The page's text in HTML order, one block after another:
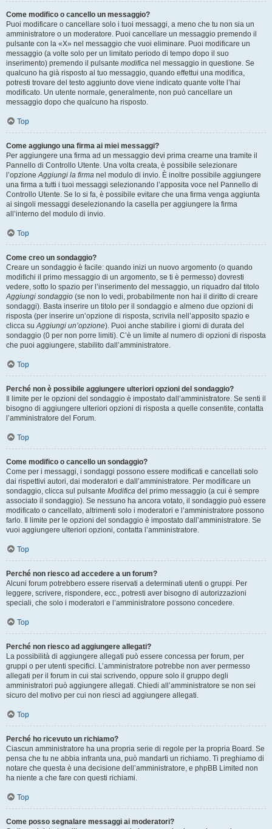
Come modifico o cancello un messaggio?
Puoi modificare o cancellare solo i tuoi messaggi, a meno che tu non sia un
amministratore o un moderatore. Puoi cancellare un messaggio premendo il
pulsante con la «X» nel messaggio che vuoi eliminare. Puoi modificare un
messaggio (a volte solo per un limitato periodo di tempo dopo il suo
inserimento) premendo il pulsante modifica nel messaggio in questione. Se
qualcuno ha già risposto al tuo messaggio, quando effettui una modifica,
potresti trovare del testo aggiunto dove viene indicato quante volte l’hai
modificato. Un utente normale, generalmente, non può cancellare un
messaggio dopo che qualcuno ha risposto.
Top
Come aggiungo una firma ai miei messaggi?
Per aggiungere una firma ad un messaggio devi prima crearne una tramite il
Pannello di Controllo Utente. Una volta creata, è possibile selezionare
l’opzioneAggiungi la firma nel modulo di invio. È inoltre possibile aggiungere
una firma a tutti i tuoi messaggi selezionando l’apposita voce nel Pannello di
Controllo Utente. Se lo si fa, è possibile evitare che una firma venga aggiunta
ai singoli messaggi deselezionando la casella per aggiungere la firma
all’interno del modulo di invio.
Top
Come creo un sondaggio?
Creare un sondaggio è facile: quando inizi un nuovo argomento (o quando
modifichi il primo messaggio di un argomento, se ti è permesso) dovresti
vedere, sotto lo spazio per l’inserimento del messaggio, un riquadro dal titolo
Aggiungi sondaggio (se non lo vedi, probabilmente non hai il diritto di creare
sondaggi). Basta inserire un titolo per il sondaggio e almeno due opzioni di
risposta (per inserire un’opzione di risposta, scrivila nell’apposito spazio e
clicca suAggiungi un’opzione). Puoi anche stabilire i giorni di durata del
sondaggio (0 per non porre limiti). C’è un limite al numero di opzioni di risposta
che puoi aggiungere, stabilito dall’amministratore.
Top
Perché non è possibile aggiungere ulteriori opzioni del sondaggio?
Il limite per le opzioni del sondaggio è impostato dall’amministratore. Se senti il
bisogno di aggiungere ulteriori opzioni di risposta a quelle consentite, contatta
l’amministratore del Forum.
Top
Come modifico o cancello un sondaggio?
Come per i messaggi, i sondaggi possono essere modificati e cancellati solo
dai rispettivi autori, dai moderatori e dall’amministratore. Per modificare un
sondaggio, clicca sul pulsante Modifica del primo messaggio (a cui è sempre
associato il sondaggio). Se nessuno ha ancora votato, il sondaggio può essere
modificato o cancellato, altrimenti solo i moderatori e l’amministratore possono
farlo. Il limite per le opzioni del sondaggio è impostato dall’amministratore. Se
vuoi aggiungere ulteriori opzioni, contatta l’amministratore.
Top
Perché non riesco ad accedere a un forum?
Alcuni forum potrebbero essere riservati a determinati utenti o gruppi. Per
leggere, scrivere, rispondere, ecc., potresti aver bisogno di autorizzazioni
speciali, che solo i moderatori e l’amministratore possono concedere.
Top
Perché non riesco ad aggiungere allegati?
La possibilità di aggiungere allegati può essere concessa per forum, per
gruppi o per utenti specifici. L’amministratore potrebbe non aver permesso
allegati per il forum in cui stai scrivendo, oppure solo il gruppo degli
amministratori può aggiungere allegati. Chiedi all’amministratore se non sei
sicuro del motivo per cui non riesci ad aggiungere allegati.
Top
Perché ho ricevuto un richiamo?
Ciascun amministratore ha una propria serie di regole per la propria Board. Se
pensa che tu ne abbia infranta una, può mandarti un richiamo. Ti preghiamo di
notare che questa è una decisione dell’amministratore, e phpBB Limited non
ha niente a che fare con questi richiami.
Top
Come posso segnalare messaggi ai moderatori?